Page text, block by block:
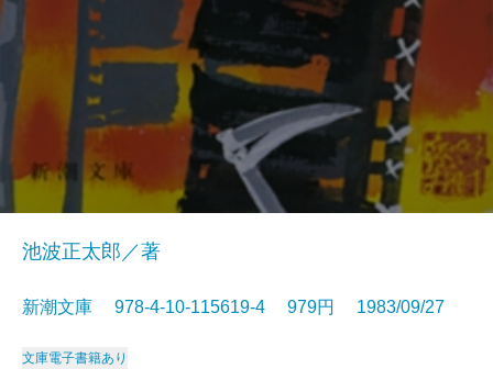
池波正太郎／著
新潮文庫 978-4-10-115619-4 979円 1983/09/27
文庫電子書籍あり